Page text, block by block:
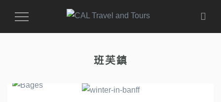
Toggle
班芙鎮